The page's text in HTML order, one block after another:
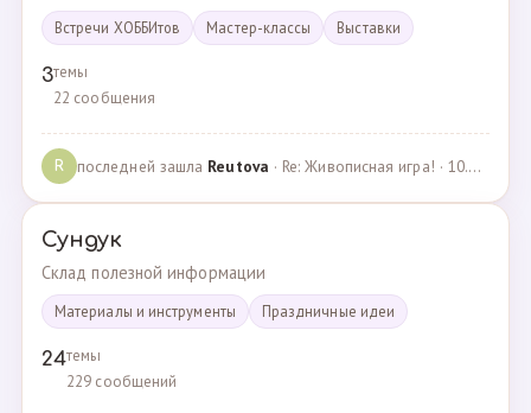
Встречи ХОББИтов Мастер-классы Выставки
3темы
22 сообщения
R последней зашла Reutova · Re: Живописная игра! · 10.12.2020
Сундук
Склад полезной информации
Материалы и инструменты Праздничные идеи
24темы
229 сообщений